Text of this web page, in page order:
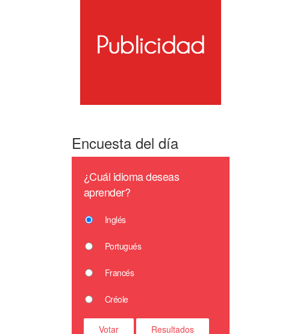
Encuesta del día
¿Cuál idioma deseas
aprender?
Inglés
Portugués
Francés
Créole